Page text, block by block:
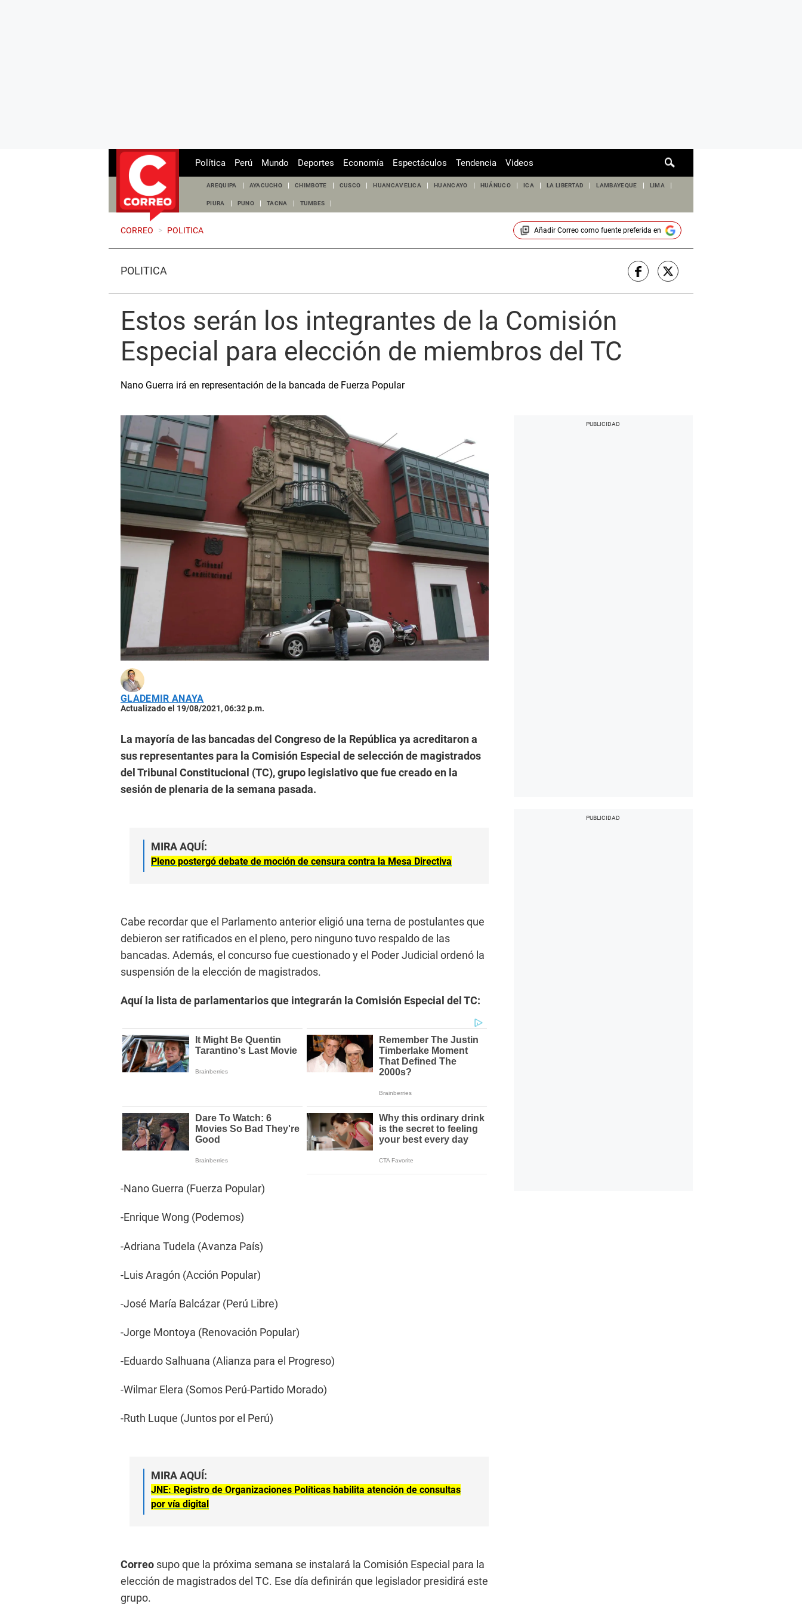
de
Política Perú Mundo Deportes Economía Espectáculos Tendencia Videos
AREQUIPA AYACUCHO CHIMBOTE CUSCO HUANCAVELICA HUANCAYO HUÁNUCO ICA LA LIBERTAD LAMBAYEQUE LIMA
PIURA PUNO TACNA TUMBES
CORREO > POLITICA Añadir Correocomo fuente preferida en
POLÍTICA
Estos serán los integrantes de la Comisión
Especial para elección de miembros del TC
Nano Guerra irá en representación de la bancada de Fuerza Popular
GLADEMIR ANAYA
Actualizado el 19/08/2021, 06:32 p.m.
La mayoría de las bancadas del Congreso de la República ya acreditaron a
sus representantes para la Comisión Especial de selección de magistrados
del Tribunal Constitucional (TC), grupo legislativo que fue creado en la
sesión de plenaria de la semana pasada.
MIRA AQUÍ:
Pleno postergó debate de moción de censura contra la Mesa Directiva
Cabe recordar que el Parlamento anterior eligió una terna de postulantes que
debieron ser ratificados en el pleno, pero ninguno tuvo respaldo de las
bancadas. Además, el concurso fue cuestionado y el Poder Judicial ordenó la
suspensión de la elección de magistrados.
Aquí la lista de parlamentarios que integrarán la Comisión Especial del TC:
-Nano Guerra (Fuerza Popular)
-Enrique Wong (Podemos)
-Adriana Tudela (Avanza País)
-Luis Aragón (Acción Popular)
-José María Balcázar (Perú Libre)
-Jorge Montoya (Renovación Popular)
-Eduardo Salhuana (Alianza para el Progreso)
-Wilmar Elera (Somos Perú-Partido Morado)
-Ruth Luque (Juntos por el Perú)
MIRA AQUÍ:
JNE: Registro de Organizaciones Políticas habilita atención de consultas
por vía digital
Correo supo que la próxima semana se instalará la Comisión Especial para la
elección de magistrados del TC. Ese día definirán que legislador presidirá este
grupo.